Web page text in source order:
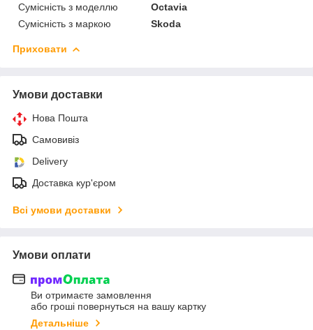
Сумісність з моделлю
Octavia
Сумісність з маркою
Skoda
Приховати
Умови доставки
Нова Пошта
Самовивіз
Delivery
Доставка кур'єром
Всі умови доставки
Умови оплати
Ви отримаєте замовлення
або гроші повернуться на вашу картку
Детальніше